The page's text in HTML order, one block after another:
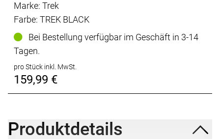
Marke: Trek
Farbe: TREK BLACK
Bei Bestellung verfügbar im Geschäft in 3-14
Tagen.
pro Stück inkl. MwSt.
159,99 €
Produktdetails